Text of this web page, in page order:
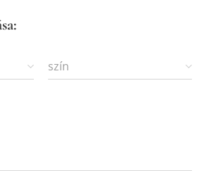
szín